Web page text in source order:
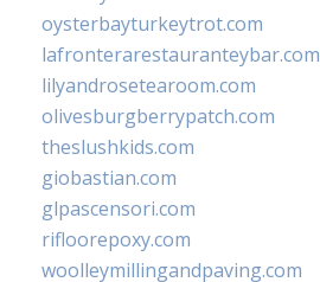
oysterbayturkeytrot.com
lafronterarestauranteybar.com
lilyandrosetearoom.com
olivesburgberrypatch.com
theslushkids.com
giobastian.com
glpascensori.com
rifloorepoxy.com
woolleymillingandpaving.com